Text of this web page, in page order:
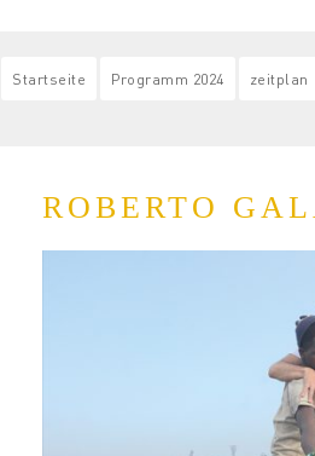
Startseite Programm 2024 zeitplan
ROBERTO